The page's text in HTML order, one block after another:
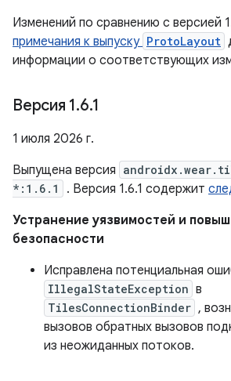
Изменений по сравнению с версией
примечания к выпуску ProtoLayout
информации о соответствующих
Версия 1.6.1
1 июля 2026 г.
Выпущена версия
*:1.6.1
. Версия 1.6.1 содержит
Устранение уязвимостей и
безопасности
Исправлена ​​потенциальная
IllegalStateException в
TilesConnectionBinder ,
вызовов обратных вызовов
из неожиданных потоков.